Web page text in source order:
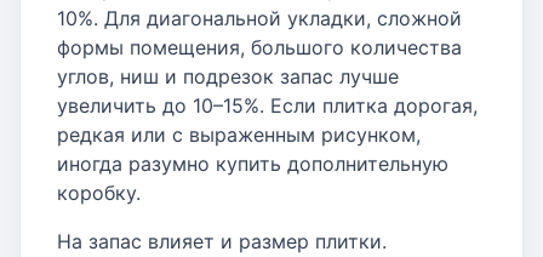
10%. Для диагональной укладки, сложной
формы помещения, большого количества
углов, ниш и подрезок запас лучше
увеличить до 10–15%. Если плитка дорогая,
редкая или с выраженным рисунком,
иногда разумно купить дополнительную
коробку.
На запас влияет и размер плитки.